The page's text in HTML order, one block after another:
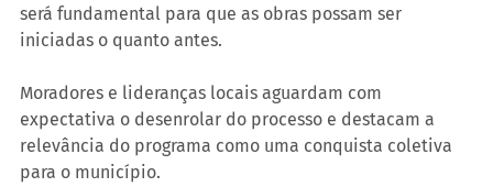
será fundamental para que as obras possam ser
iniciadas o quanto antes.
Moradores e lideranças locais aguardam com
expectativa o desenrolar do processo e destacam a
relevância do programa como uma conquista coletiva
para o município.